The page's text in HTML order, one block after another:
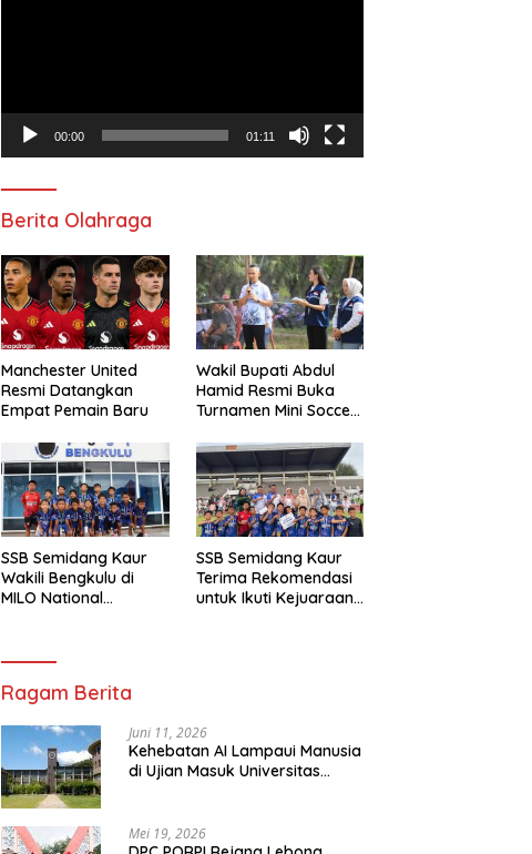
00:00 01:11
Berita Olahraga
Manchester United
Resmi Datangkan
Empat Pemain Baru
Wakil Bupati Abdul
Hamid Resmi Buka
Turnamen Mini Soccer
SSB Semidang Kaur
Wakili Bengkulu di
MILO National
SSB Semidang Kaur
Terima Rekomendasi
untuk Ikuti Kejuaraan
Ragam Berita
Juni 11, 2026
Kehebatan AI Lampaui Manusia
di Ujian Masuk Universitas
Mei 19, 2026